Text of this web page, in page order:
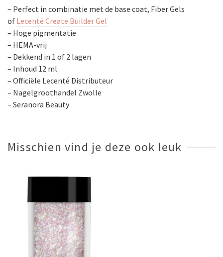
– Perfect in combinatie met de base coat, Fiber Gels
of Lecenté Create Builder Gel
– Hoge pigmentatie
– HEMA-vrij
– Dekkend in 1 of 2 lagen
– Inhoud 12 ml
– Officiële Lecenté Distributeur
– Nagelgroothandel Zwolle
– Seranora Beauty
Misschien vind je deze ook leuk